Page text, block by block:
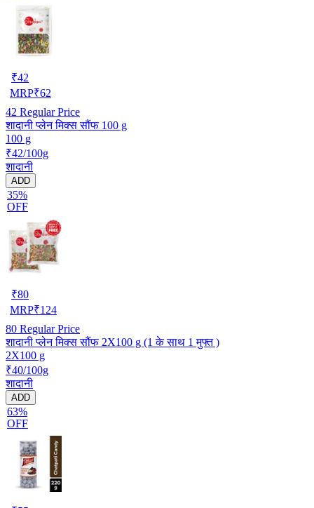
₹42
MRP₹62
42 Regular Price
शादानी प्लेन मिक्स सौंफ 100 g
100 g
₹42/100g
शादानी
ADD
35%
OFF
₹80
MRP₹124
80 Regular Price
शादानी प्लेन मिक्स सौंफ 2X100 g (1 के साथ 1 मुफ्त )
2X100 g
₹40/100g
शादानी
ADD
63%
OFF